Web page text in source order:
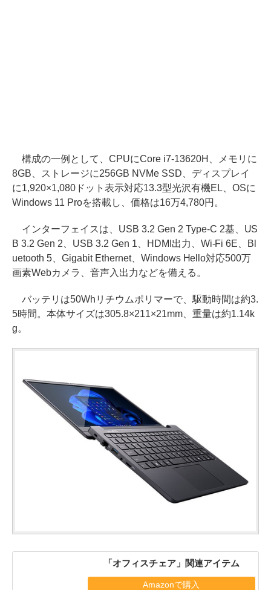
構成の一例として、CPUにCore i7-13620H、メモリに
8GB、ストレージに256GB NVMe SSD、ディスプレイ
に1,920×1,080ドット表示対応13.3型光沢有機EL、OSに
Windows 11 Proを搭載し、価格は16万4,780円。
インターフェイスは、USB 3.2 Gen 2 Type-C 2基、US
B 3.2 Gen 2、USB 3.2 Gen 1、HDMI出力、Wi-Fi 6E、Bl
uetooth 5、Gigabit Ethernet、Windows Hello対応500万
画素Webカメラ、音声入出力などを備える。
バッテリは50Whリチウムポリマーで、駆動時間は約3.
5時間。本体サイズは305.8×211×21mm、重量は約1.14k
g。
「オフィスチェア」関連アイテム
Amazonで購入